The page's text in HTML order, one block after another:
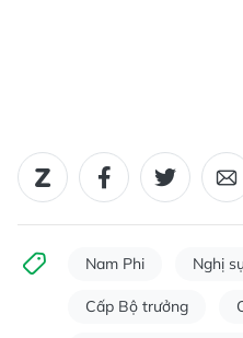
Nam Phi Nghị
Cấp Bộ trưởng